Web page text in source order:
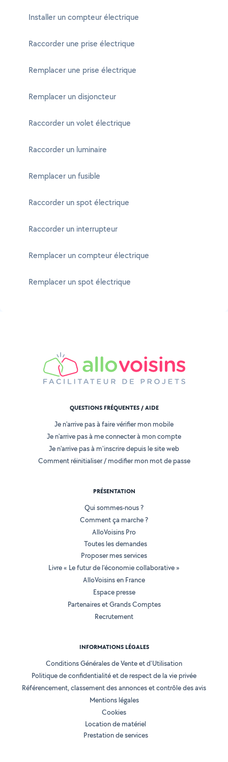
Installer un compteur électrique
Raccorder une prise électrique
Remplacer une prise électrique
Remplacer un disjoncteur
Raccorder un volet électrique
Raccorder un luminaire
Remplacer un fusible
Raccorder un spot électrique
Raccorder un interrupteur
Remplacer un compteur électrique
Remplacer un spot électrique
QUESTIONS FRÉQUENTES / AIDE
Je n'arrive pas à faire vérifier mon mobile
Je n'arrive pas à me connecter à mon compte
Je n'arrive pas à m'inscrire depuis le site web
Comment réinitialiser / modifier mon mot de passe
PRÉSENTATION
Qui sommes-nous ?
Comment ça marche ?
AlloVoisins Pro
Toutes les demandes
Proposer mes services
Livre « Le futur de l'économie collaborative »
AlloVoisins en France
Espace presse
Partenaires et Grands Comptes
Recrutement
INFORMATIONS LÉGALES
Conditions Générales de Vente et d'Utilisation
Politique de confidentialité et de respect de la vie privée
Référencement, classement des annonces et contrôle des avis
Mentions légales
Cookies
Location de matériel
Prestation de services